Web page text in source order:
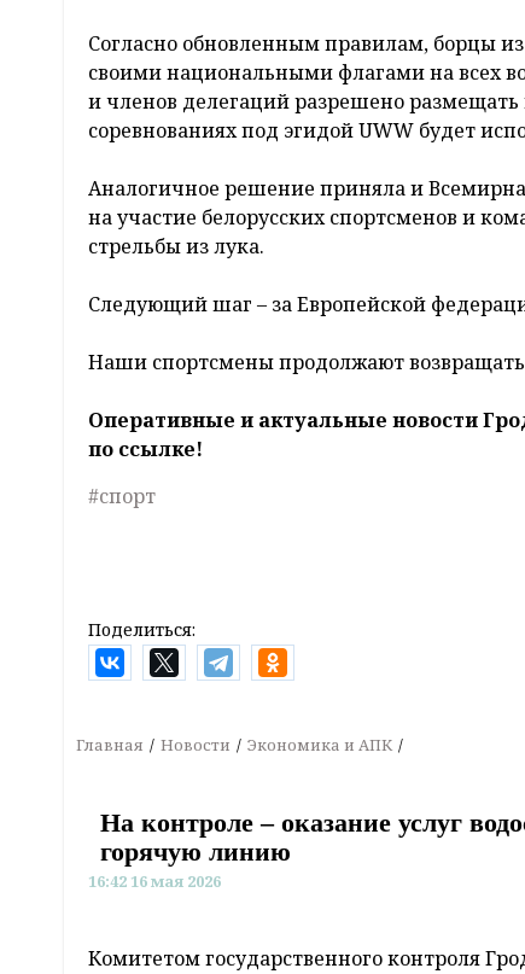
Согласно обновленным правилам, борцы из
своими национальными флагами на всех
и членов делегаций разрешено размещать
соревнованиях под эгидой UWW будет
Аналогичное решение приняла и
на участие белорусских спортсменов и
стрельбы из лука.
Следующий шаг – за Европейской
Наши спортсмены продолжают
Оперативные и актуальные новости
по ссылке!
#спорт
Поделиться:
Главная Новости Экономика и АПК
На контроле – оказание услуг
горячую линию
16:42 16 мая 2026